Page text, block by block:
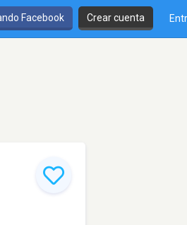
Facebook Crear cuenta